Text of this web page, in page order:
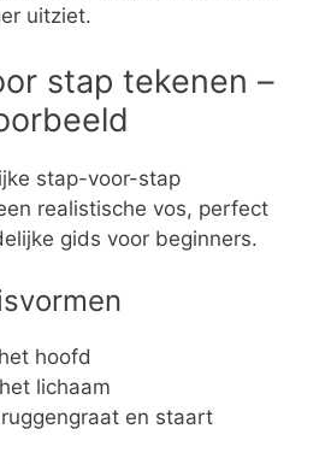
uitziet.
stap tekenen –
stap-voor-stap
realistische vos, perfect
gids voor beginners.
hoofd
lichaam
en staart